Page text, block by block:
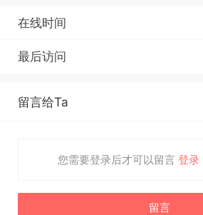
在线时间
最后访问
留言给Ta
您需要登录后才可以留言 登录|
留言